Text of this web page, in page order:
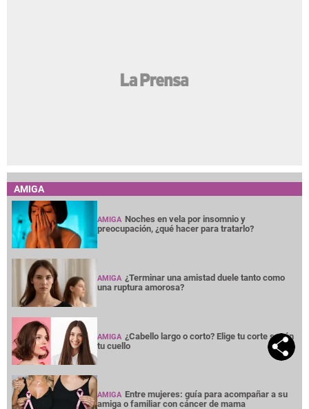
AMIGA
AMIGA Noches en vela por insomnio y
preocupación, ¿qué hacer para tratarlo?
AMIGA ¿Terminar una amistad duele tanto como
una ruptura amorosa?
AMIGA ¿Cabello largo o corto? Elige tu corte según
tu cuello
AMIGA Entre mujeres: guía para acompañar a su
amiga o familiar con cáncer de mama